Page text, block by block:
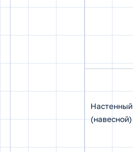
Настенный
(навесной)